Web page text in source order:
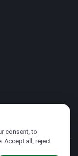
consent, to
Accept all, reject